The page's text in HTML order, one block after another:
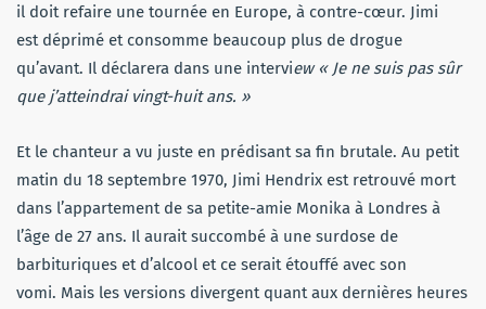
il doit refaire une tournée en Europe, à contre-cœur. Jimi
est déprimé et consomme beaucoup plus de drogue
qu’avant. Il déclarera dans une interview « Je ne suis pas sûr
que j’atteindrai vingt-huit ans. »
Et le chanteur a vu juste en prédisant sa fin brutale. Au petit
matin du 18 septembre 1970, Jimi Hendrix est retrouvé mort
dans l’appartement de sa petite-amie Monika à Londres à
l’âge de 27 ans. Il aurait succombé à une surdose de
barbituriques et d’alcool et ce serait étouffé avec son
vomi. Mais les versions divergent quant aux dernières heures